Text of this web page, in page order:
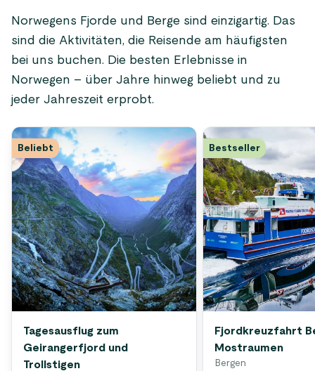
Norwegens Fjorde und Berge sind einzigartig. Das
sind die Aktivitäten, die Reisende am häufigsten
bei uns buchen. Die besten Erlebnisse in
Norwegen – über Jahre hinweg beliebt und zu
jeder Jahreszeit erprobt.
Beliebt
Tagesausflug zum
Geirangerfjord und
Trollstigen
Bestseller
Fjordkreuzfahrt
Mostraumen
Bergen